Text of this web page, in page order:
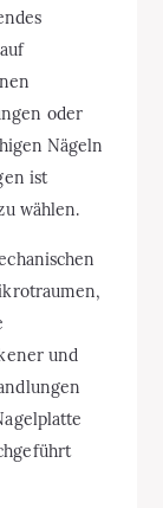
oder
Nägeln
ist
wählen.
und